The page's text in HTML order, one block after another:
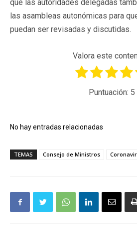
que las autoridades delegadas
las asambleas autonómicas para
puedan ser revisadas y discutidas.
Valora este
Puntuación: 5
No hay entradas relacionadas
TEMAS Consejo de Ministros